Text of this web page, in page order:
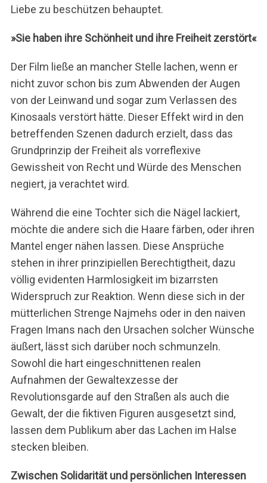
Liebe zu beschützen behauptet.
»Sie haben ihre Schönheit und ihre Freiheit zerstört«
Der Film ließe an mancher Stelle lachen, wenn er
nicht zuvor schon bis zum Abwenden der Augen
von der Leinwand und sogar zum Verlassen des
Kinosaals verstört hätte. Dieser Effekt wird in den
betreffenden Szenen dadurch erzielt, dass das
Grundprinzip der Freiheit als vorreflexive
Gewissheit von Recht und Würde des Menschen
negiert, ja verachtet wird.
Während die eine Tochter sich die Nägel lackiert,
möchte die andere sich die Haare färben, oder ihren
Mantel enger nähen lassen. Diese Ansprüche
stehen in ihrer prinzipiellen Berechtigtheit, dazu
völlig evidenten Harmlosigkeit im bizarrsten
Widerspruch zur Reaktion. Wenn diese sich in der
mütterlichen Strenge Najmehs oder in den naiven
Fragen Imans nach den Ursachen solcher Wünsche
äußert, lässt sich darüber noch schmunzeln.
Sowohl die hart eingeschnittenen realen
Aufnahmen der Gewaltexzesse der
Revolutionsgarde auf den Straßen als auch die
Gewalt, der die fiktiven Figuren ausgesetzt sind,
lassen dem Publikum aber das Lachen im Halse
stecken bleiben.
Zwischen Solidarität und persönlichen Interessen